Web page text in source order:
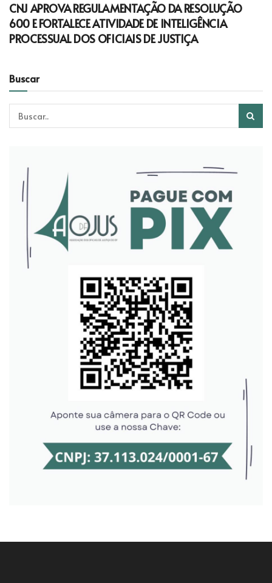
CNJ APROVA REGULAMENTAÇÃO DA RESOLUÇÃO
600 E FORTALECE ATIVIDADE DE INTELIGÊNCIA
PROCESSUAL DOS OFICIAIS DE JUSTIÇA
Buscar